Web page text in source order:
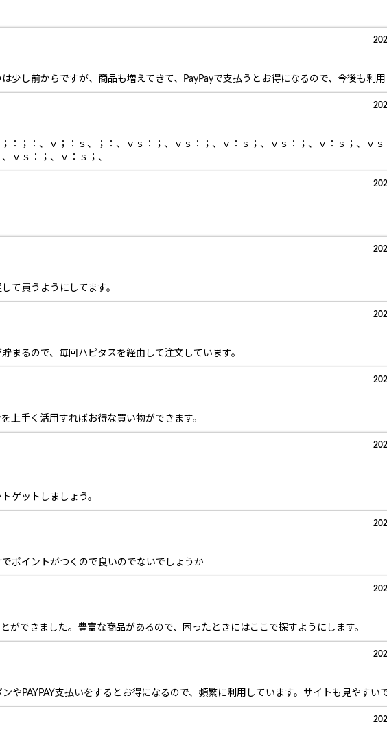
少し前からですが、商品も増えてきて、PayPayで支払うとお得になるので、今後も利用
；：；：、ｖ；：ｓ、；：、ｖｓ：；、ｖｓ：；、ｖ：ｓ；、ｖｓ：；、ｖ：ｓ；、ｖｓ
ｖｓ：；、ｖ：ｓ；、
て買うようにしてます。
まるので、毎回ハピタスを経由して注文しています。
上手く活用すればお得な買い物ができます。
ゲットしましょう。
ポイントがつくので良いのでないでしょうか
ができました。豊富な商品があるので、困ったときにはここで探すようにします。
やPAYPAY支払いをするとお得になるので、頻繁に利用しています。サイトも見やすいで